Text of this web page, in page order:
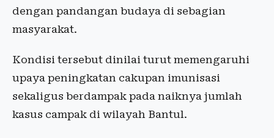
dengan pandangan budaya di sebagian
masyarakat.
Kondisi tersebut dinilai turut memengaruhi
upaya peningkatan cakupan imunisasi
sekaligus berdampak pada naiknya jumlah
kasus campak di wilayah Bantul.